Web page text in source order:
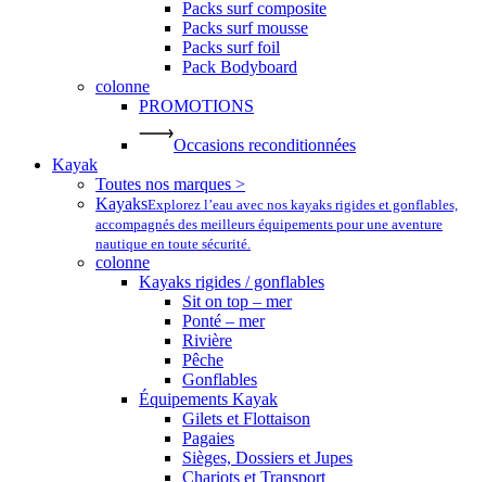
Packs surf composite
Packs surf mousse
Packs surf foil
Pack Bodyboard
colonne
PROMOTIONS
Occasions reconditionnées
Kayak
Toutes nos marques >
KayaksExplorez l’eau avec nos kayaks rigides et gonflables,
accompagnés des meilleurs équipements pour une aventure
nautique en toute sécurité.
colonne
Kayaks rigides / gonflables
Sit on top – mer
Ponté – mer
Rivière
Pêche
Gonflables
Équipements Kayak
Gilets et Flottaison
Pagaies
Sièges, Dossiers et Jupes
Chariots et Transport